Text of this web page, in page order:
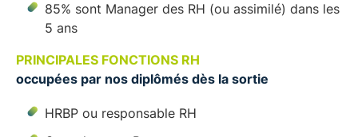
85% sont Manager des RH (ou assimilé) dans les
5 ans
PRINCIPALES FONCTIONS RH
occupées par nos diplômés dès la sortie
HRBP ou responsable RH